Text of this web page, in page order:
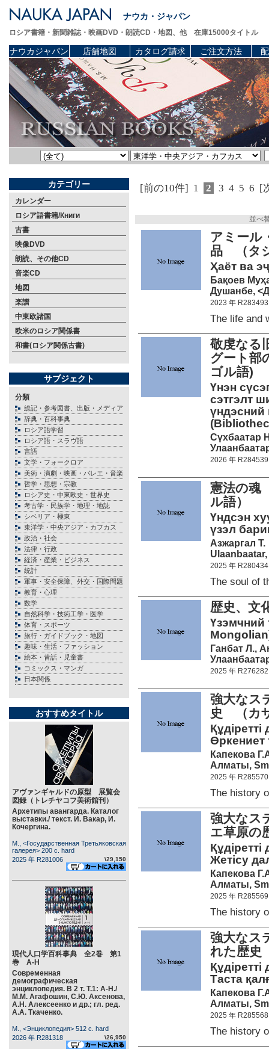
ナウカ・ジャパン
ロシア書籍・新聞雑誌・映画DVD・朗読CD・地図、他 在庫15000タイトル
ナウカジャパン 店舗地図 カタログ請求 ご注文方法
カテゴリー
カレンダー
ロシア語書籍/Книги
古書
映像DVD
朗読、その他CD
音楽CD
地図
楽譜
中東欧諸国
欧米のロシア関係書
和書(ロシア関係古書)
サブジェクト
分類
総記・参考図書、出版・メディア
辞典・百科事典
ロシア語学習
ロシア語・スラヴ語
言語
文学・フォークロア
美術・演劇・映画・バレエ・音楽
哲学・思想・宗教
ロシア史・中東欧史・世界史
考古学・民族学・地理・地誌
シベリア・極東
東洋学・中央アジア・カフカス
政治・社会
法律・行政
経済・産業・ビジネス
統計
軍事・安全保障、外交・国際問題
教育・心理
数学
自然科学・技術工学・医学
体育・スポーツ
旅行・ガイドブック・地図
趣味・生活・ファッション
絵本・昔話・児童書
コミックス・マンガ
日本関係
おすすめタイトル
アヴァンギャルドの原型 展覧会
図録（トレチヤコフ美術館刊）
Архетипы авангарда. Каталог
выставки./ текст. И. Вакар, И.
Кочергина.
М., <Государственная Третьяковская
галерея> 200 c. hard
2025 年 R281006
\29,150
現代人口学百科事典 全2巻 第1
巻 А-Н
Современная
демографическая
энциклопедия. В 2 т. Т.1: А-Н./
М.М. Агафошин, С.Ю. Аксенова,
А.Н. Алексеенко и др.; гл. ред.
А.А. Ткаченко.
М., <Энциклопедия> 512 c. hard
2026 年 R281318
\26,950
[前の10件] 1 2 3 4 5 6 [
並べ
アミール
品 （タ
Ҳаёт ва
Бақоев
Душанбе,
2023 年 R283493
The life and
敬虔なる
グート部
ゴル語)
Үнэн
сэтгэлт
үндэсний
Сүхбаатар
2026 年 R284539
憲法の魂
ル語）
Үндсэн
үзэл
Азжаргал Т.
2025 年 R280434
The soul of
歴史、
Үзэмчний
Ганбат Л.,
2025 年 R276282
強大なス
史 （カ
Өркениет
Капекова
Алматы,
2025 年 R285570
The history
強大な
エ草原の
Жетісу
Капекова
Алматы,
2025 年 R285569
The history
強大なス
れた歴史
Таста
Капекова
Алматы,
2025 年 R285568
The history